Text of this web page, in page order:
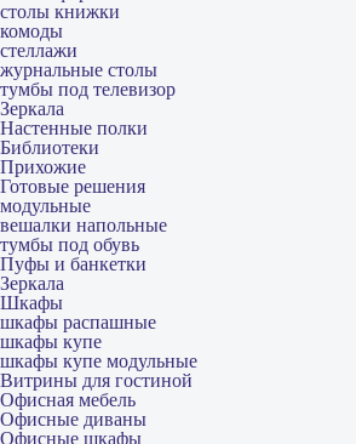
столы книжки
комоды
стеллажи
журнальные столы
тумбы под телевизор
Зеркала
Настенные полки
Библиотеки
Прихожие
Готовые решения
модульные
вешалки напольные
тумбы под обувь
Пуфы и банкетки
Зеркала
Шкафы
шкафы распашные
шкафы купе
шкафы купе модульные
Витрины для гостиной
Офисная мебель
Офисные диваны
Офисные шкафы